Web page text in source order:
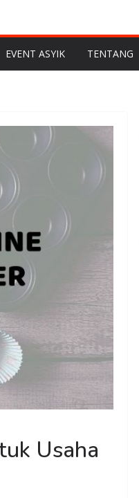
EVENT ASYIK TENTANG
Usaha